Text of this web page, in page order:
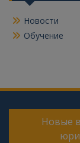
Новости
Обучение
Новые